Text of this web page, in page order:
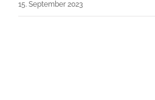
15. September 2023